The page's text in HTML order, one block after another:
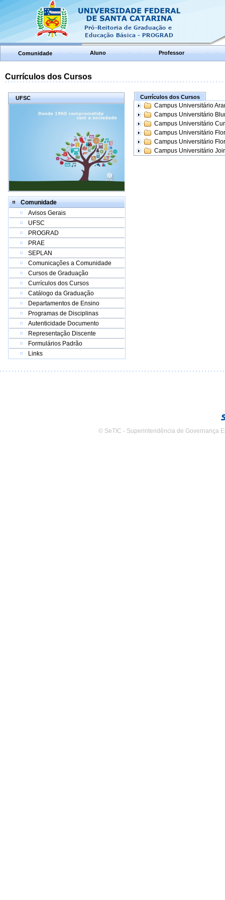
Comunidade Aluno Professor
Currículos dos Cursos
UFSC
Comunidade
Avisos Gerais
UFSC
PROGRAD
PRAE
SEPLAN
Comunicações a Comunidade
Cursos de Graduação
Currículos dos Cursos
Catálogo da Graduação
Departamentos de Ensino
Programas de Disciplinas
Autenticidade Documento
Representação Discente
Formulários Padrão
Links
Currículos dos Cursos
Campus Universitário
Campus Universitário
Campus Universitário
Campus Universitário
Campus Universitário
Campus Universitário
© SeTIC - Superintendência de Governança